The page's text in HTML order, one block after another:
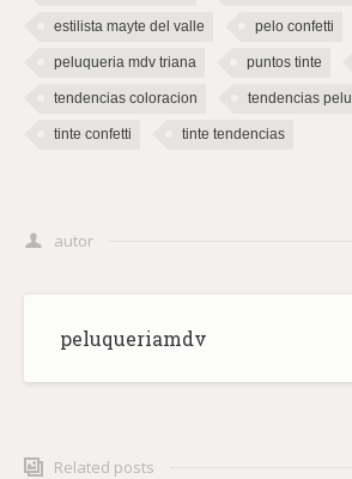
estilista mayte del valle pelo confetti
peluqueria mdv triana puntos tinte
tendencias coloracion tendencias
tinte confetti tinte tendencias
autor
peluqueriamdv
Related posts